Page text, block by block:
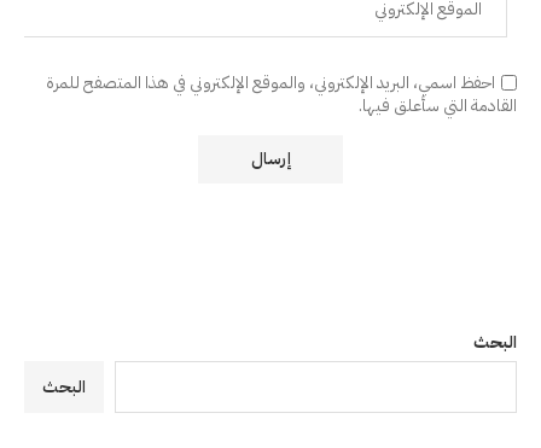
احفظ اسمي، البريد الإلكتروني، والموقع الإلكتروني في هذا المتصفح للمرة
القادمة التي سأعلق فيها.
البحث
البحث